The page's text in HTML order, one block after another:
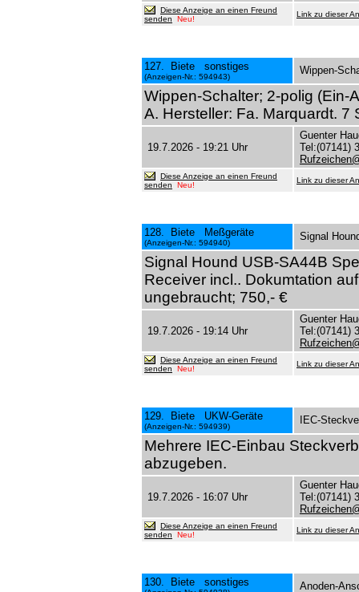
Diese Anzeige an einen Freund
senden
Neu!
Link zu dieser
127. Biete sonstiges
(Anzeigen-Nr.: 594943)
Wippen-
Wippen-Schalter; 2-polig (Ein-
A. Hersteller: Fa. Marquardt. 7
19.7.2026 - 19:21 Uhr
Guenter
Tel:(07141)
Diese Anzeige an einen Freund
senden
Neu!
Link zu dieser
128. Biete Meßgeräte
(Anzeigen-Nr.: 594940)
Signal
Signal Hound USB-SA44B
Receiver incl.. Dokumtation
ungebraucht; 750,- €
19.7.2026 - 19:14 Uhr
Guenter
Tel:(07141)
Diese Anzeige an einen Freund
senden
Neu!
Link zu dieser
129. Biete UKW-Geräte
(Anzeigen-Nr.: 594939)
IEC-
Mehrere IEC-Einbau
abzugeben.
19.7.2026 - 16:07 Uhr
Guenter
Tel:(07141)
Diese Anzeige an einen Freund
senden
Neu!
Link zu dieser
130. Biete sonstiges Anoden-